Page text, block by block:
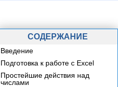
СОДЕРЖАНИЕ
Введение
Подготовка к работе с Excel
Простейшие действия над
числами